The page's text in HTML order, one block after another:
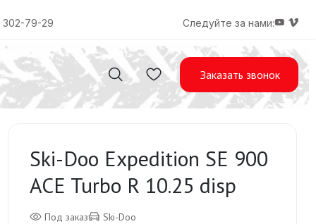
79-29 Следуйте за нами:
Заказать звонок
Ski-Doo Expedition SE 900
ACE Turbo R 10.25 disp
Под заказ Ski-Doo